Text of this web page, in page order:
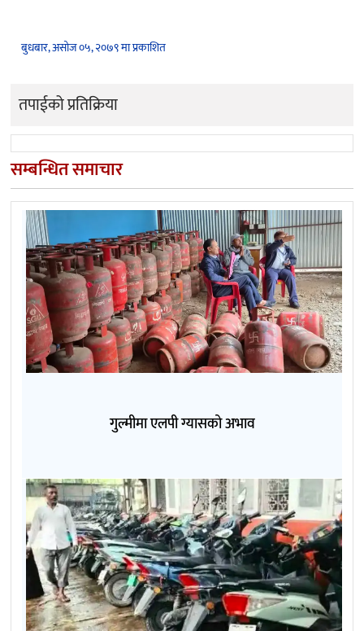
बुधबार, असोज ०५, २०७९ मा प्रकाशित
तपाईको प्रतिक्रिया
सम्बन्धित समाचार
गुल्मीमा एलपी ग्यासको अभाव